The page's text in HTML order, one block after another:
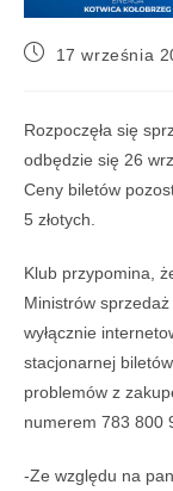
17 września
Rozpoczęła się
odbędzie się 26
Ceny biletów
5 złotych.
Klub przypomina,
Ministrów
wyłącznie
stacjonarnej
problemów z
numerem 783 800
-Ze względu na